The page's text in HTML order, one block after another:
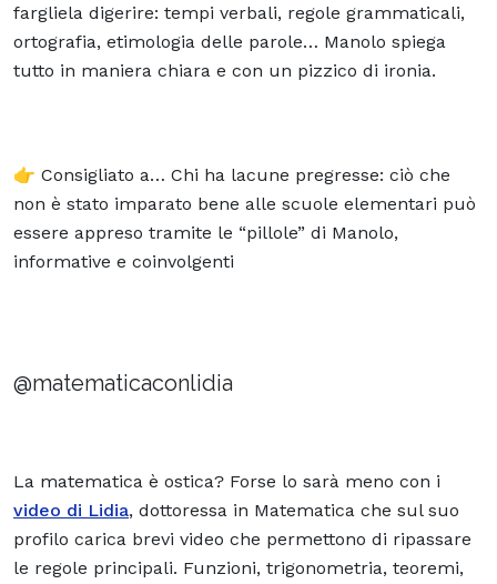
fargliela digerire: tempi verbali, regole grammaticali,
ortografia, etimologia delle parole… Manolo spiega
tutto in maniera chiara e con un pizzico di ironia.
👉 Consigliato a… Chi ha lacune pregresse: ciò che
non è stato imparato bene alle scuole elementari può
essere appreso tramite le “pillole” di Manolo,
informative e coinvolgenti
@matematicaconlidia
La matematica è ostica? Forse lo sarà meno con i
video di Lidia, dottoressa in Matematica che sul suo
profilo carica brevi video che permettono di ripassare
le regole principali. Funzioni, trigonometria, teoremi,